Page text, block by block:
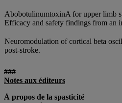
AbobotulinumtoxinA for upper limb
Efficacy and safety findings from an
Neuromodulation of cortical beta
post-stroke.
###
Notes aux éditeurs
À propos de la spasticité